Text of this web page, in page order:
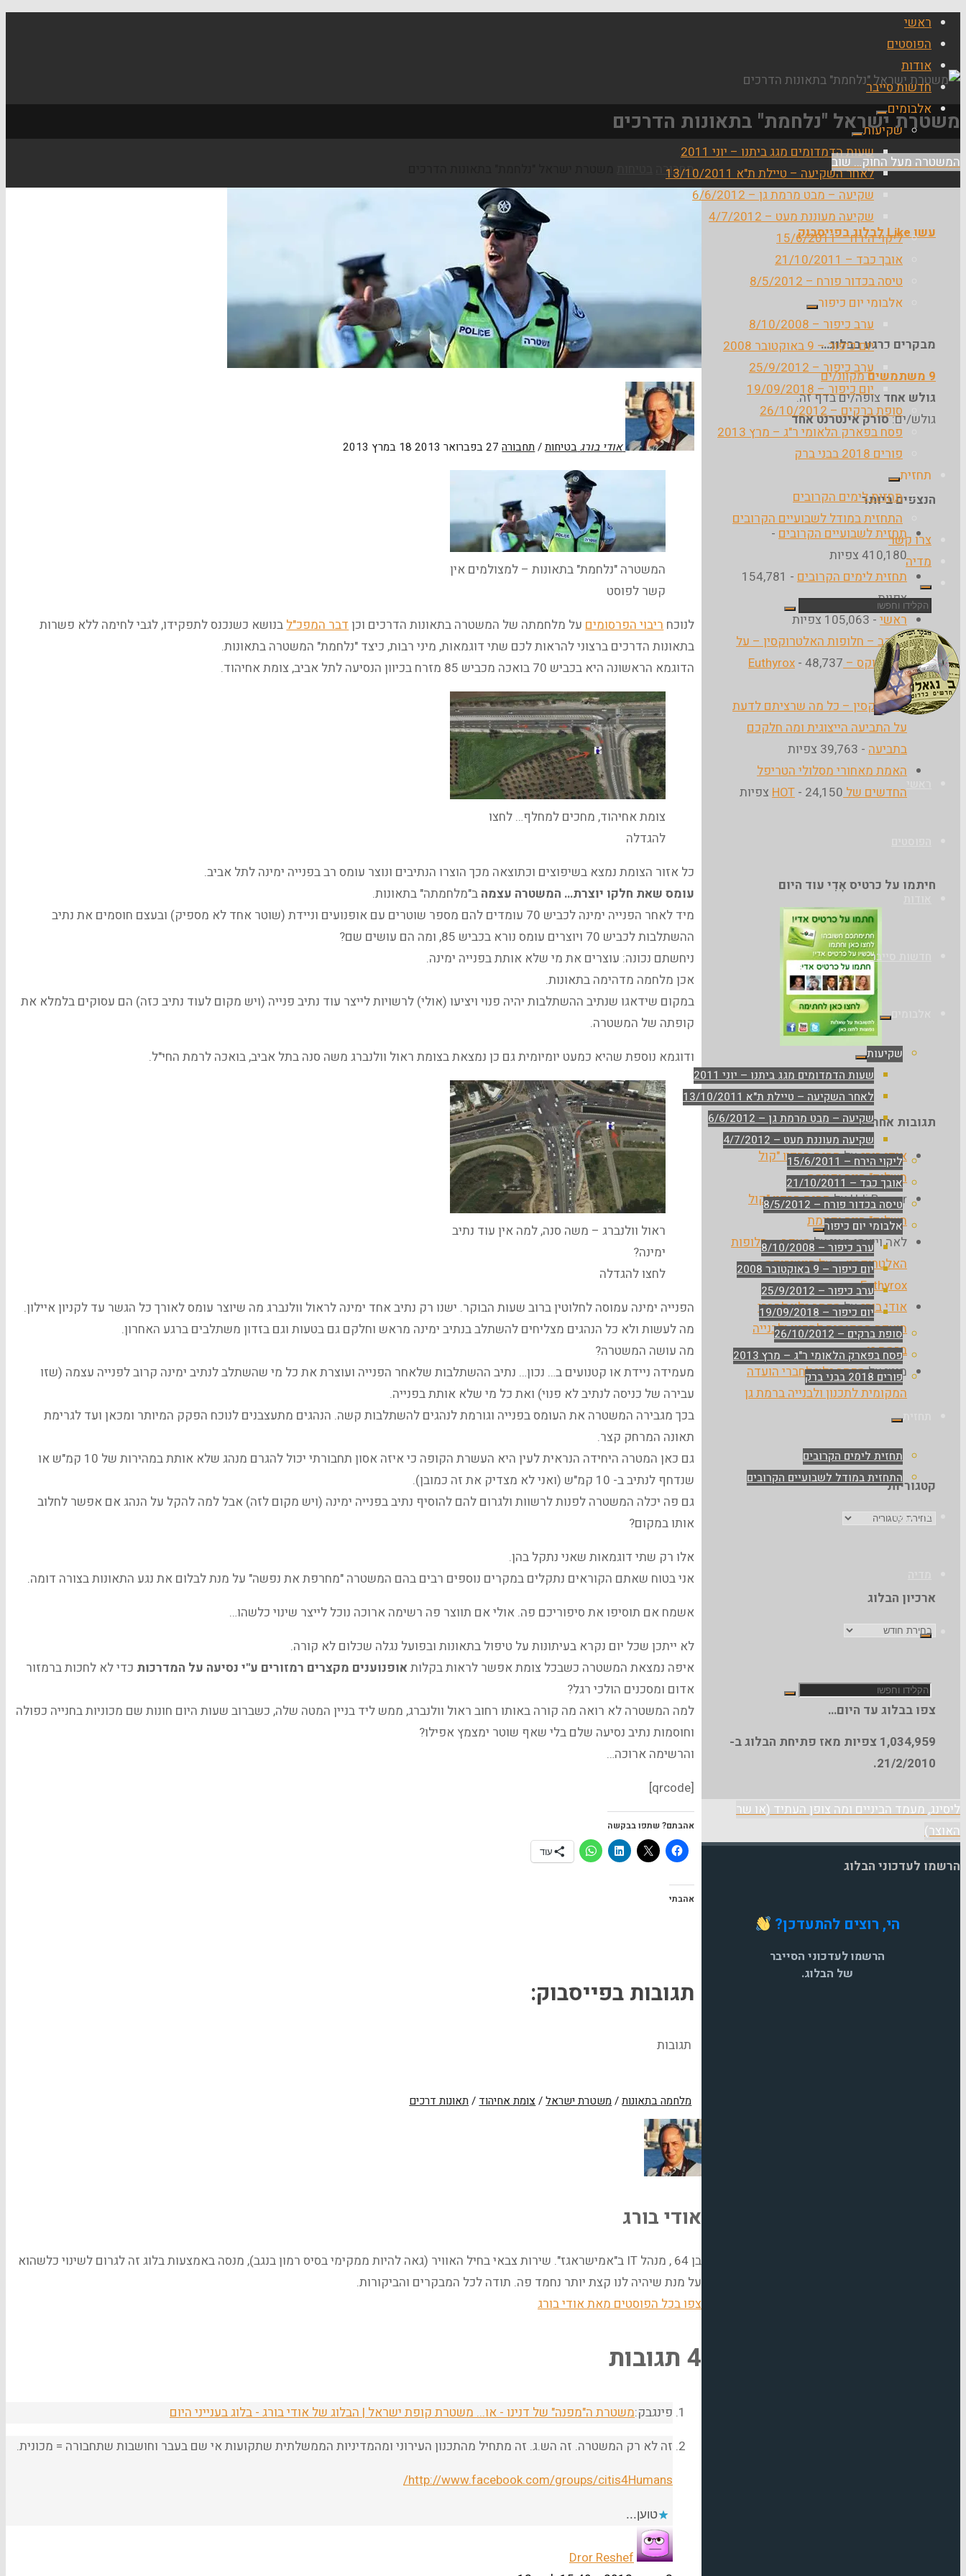
ראשי
הפוסטים
אודות
חדשות סייבר
אלבומים
שקיעות
שעות הדמדומים מגג ביתנו – יוני 2011
לאחר השקיעה – טיילת ת"א 13/10/2011
שקיעה – מבט מרמת גן – 6/6/2012
שקיעה מעוננת מעט – 4/7/2012
ליקוי הירח – 15/6/2011
אובך כבד – 21/10/2011
טיסה בכדור פורח – 8/5/2012
אלבומי יום כיפור
ערב כיפור – 8/10/2008
יום כיפור – 9 באוקטובר 2008
ערב כיפור – 25/9/2012
יום כיפור – 19/09/2018
סופת ברקים – 26/10/2012
פסח בפארק הלאומי ר"ג – מרץ 2013
פורים 2018 בבני ברק
תחזית
תחזית לימים הקרובים
התחזית במודל לשבועיים הקרובים
צרו קשר
מדיה
חפש
את:
הבלוג
חדשות סייבר
שקיעות
שעות הדמדומים מגג ביתנו – יוני 2011
לאחר השקיעה – טיילת ת"א 13/10/2011
שקיעה – מבט מרמת גן – 6/6/2012
שקיעה מעוננת מעט – 4/7/2012
ליקוי הירח – 15/6/2011
אובך כבד – 21/10/2011
טיסה בכדור פורח – 8/5/2012
אלבומי יום כיפור
ערב כיפור – 8/10/2008
יום כיפור – 9 באוקטובר 2008
ערב כיפור – 25/9/2012
יום כיפור – 19/09/2018
סופת ברקים – 26/10/2012
פסח בפארק הלאומי ר"ג – מרץ 2013
פורים 2018 בבני ברק
תחזית לימים הקרובים
התחזית במודל לשבועיים הקרובים
צרו קשר
חפש
את:
משטרת ישראל "נלחמת" בתאונות הדרכים
בית
תחבורה
אודי בורגבטיחות/תחבורה 27 בפברואר 2013 18 במרץ 2013
המשטרה "נלחמת" בתאונות – למצולמים אין
קשר לפוסט
לנוכחריבוי הפרסומיםעל מלחמתה של המשטרה בתאונות הדרכים וכןדבר המפכ"לבנושא כשנכנס לתפקידו, לגבי לחימה ללא פשרות
בתאונות הדרכים ברצוני להראות לכם שתי דוגמאות, מיני רבות, כיצד "נלחמת" המשטרה בתאונות.
הדוגמא הראשונה היא בכביש 70 בואכה מכביש 85 מזרח בכיוון הנסיעה לתל אביב, צומת אחיהוד.
צומת אחיהוד, מחכים למחלף… לחצו
להגדלה
כל אזור הצומת נמצא בשיפוצים וכתוצאה מכך הוצרו הנתיבים ונוצר עומס רב בפנייה ימינה לתל אביב.
עומס שאת חלקו יוצרת… המשטרה עצמה ב"מלחמתה" בתאונות.
מיד לאחר הפנייה ימינה לכביש 70 עומדים להם מספר שוטרים עם אופנועים וניידת (שוטר אחד לא מספיק) ובעצם חוסמים את נתיב
ההשתלבות לכביש 70 ויוצרים עומס נורא בכביש 85, ומה הם עושים שם?
ניחשתם נכונה: עוצרים את מי שלא אותת בפנייה ימינה.
אכן מלחמה מדהימה בתאונות.
במקום שידאגו שנתיב ההשתלבות יהיה פנוי ויציעו (אולי) לרשויות לייצר עוד נתיב פנייה (ויש מקום לעוד נתיב כזה) הם עסוקים בלמלא את
קופתה של המשטרה.
ודוגמא נוספת שהיא כמעט יומיומית גם כן נמצאת בצומת ראול וולנברג משה סנה בתל אביב, בואכה לרמת החי"ל.
ראול וולנברג – משה סנה, למה אין עוד נתיב
ימינה?
לחצו להגדלה
הפנייה ימינה עמוסה לחלוטין ברוב שעות הבוקר. ישנו רק נתיב אחד ימינה לראול וולנברג מה שיוצר עומס לאורך כל הגשר עד לקניון איילון.
מה לעשות ולא כל הנהגים מצליחים להשתלב בנתיב ימינה מראש וחלקם גם בטעות וגם בזדון משתלבים ברגע האחרון.
מה עושה המשטרה?
מעמידה ניידת או קטנועים ב… נכון… נתיב ההשתלבות שלאחר הפנייה ועוצרת את כל מי שהשתלב לנתיב ימינה קרוב לפנייה עצמה (שזו
עבירה של כניסה לנתיב לא פנוי) ואת כל מי שלא אותת בפנייה.
בכך מגבירה המשטרה את העומס בפנייה וגורמת לנהגים להשתלבות קשה. הנהגים מתעצבנים לנוכח הפקק המיותר ומכאן ועד לגרימת
תאונה המרחק קצר.
גם כאן המטרה היחידה הנראית לעין היא העשרת הקופה כי איזה אסון תחבורתי יכול להגרם מנהג שלא אותת במהירות של 10 קמ"ש או
שנדחף לנתיב ב- 10 קמ"ש (ואני לא מצדיק את זה כמובן).
גם פה יכלה המשטרה לפנות לרשוות ולגרום להם להוסיף נתיב בפנייה ימינה (ויש מקום לזה) אבל למה להקל על הנהג אם אפשר לחלוב
אותו במקום?
אלו רק שתי דוגמאות שאני נתקל בהן.
אני בטוח שאתם הקוראים נתקלים במקרים נוספים רבים בהם המשטרה "מחרפת את נפשה" על מנת לבלום את נגע התאונות בצורה דומה.
אשמח אם תוסיפו את סיפוריכם פה. אולי אם תווצר פה רשימה ארוכה נוכל לייצר שינוי כלשהו…
לא ייתכן שכל יום נקרא בעיתונות על טיפול בתאונות ובפועל נגלה שכלום לא קורה.
איפה נמצאת המשטרה כשבכל צומת אפשר לראות בקלותאופנוענים מקצרים רמזורים ע"י נסיעה על המדרכות כדי לא לחכות ברמזור
אדום ומסכנים הולכי רגל?
למה המשטרה לא רואה מה קורה באותו רחוב ראול וולנברג, ממש ליד בניין המטה שלה, כשברוב שעות היום חונות שם מכוניות בחנייה כפולה
וחוסמות נתיב נסיעה שלם בלי שאף שוטר ימצמץ אפילו?
והרשימה ארוכה…
[qrcode]
אהבתם? שתפו בבקשה
עוד
אהבתי
תגובות בפייסבוק:
תגובות
מלחמה בתאונות/ משטרת ישראל/צומת אחיהוד / תאונות דרכים
אודי בורג
בן 64 , מנהל IT ב"אמישראגז". שירות צבאי בחיל האוויר (גאה להיות ממקימי בסיס רמון בנגב), מנסה באמצעות בלוג זה לגרום לשינוי כלשהוא
על מנת שיהיה לנו קצת יותר נחמד פה. תודה לכל המבקרים והביקורות.
צפו בכל הפוסטים מאת אודי בורג
4 תגובות
פינגבק:משטרת ה"מפנה" של דנינו - או... משטרת קופת ישראל | הבלוג של אודי בורג - בלוג בענייני היום
זה לא רק המשטרה. זה הש.ג. זה מתחיל מהתכנון העירוני ומהמדיניות הממשלתית שתקועות אי שם בעבר וחושבות שתחבורה = מכונית.
http://www.facebook.com/groups/citis4Humans/
טוען...
Dror Reshef
עשו Like לבלוג בפייסבוק
מבקרים כרגע בבלוג…
9 משתמשים
מקוונ/ים
גולש אחד צופה/ים בדף זה.
גולש/ים:סורק אינטרנט אחד
הנצפים ביותר
תחזית לשבועיים הקרובים -
410,180 צפיות
תחזית לימים הקרובים
- 154,781
צפיות
ראשי - 105,063 צפיות
מעקב – חלופות האלטרוקסין – על
היוטירוקס – Euthyrox- 48,737
צפיות
אלטרוקסין – כל מה שרציתם לדעת
על התביעה הייצוגית ומה חלקכם
בתביעה - 39,763 צפיות
האמת מאחורי מסלולי הטריפל
החדשים של HOT- 24,150 צפיות
חיתמו על כרטיס אָדִי עוד היום
תגובות אחרונות
אודי בורגעלתחנת הרדיו "קול
השלום" חייה וקיימת
Udi Bergerעלתחנת הרדיו "קול
השלום" חייה וקיימת
לאה וייצמן-נאויעלמעקב – חלופות
האלטרוקסין – על היוטירוקס –
Euthyrox
אודי בורגעלמכתב גלוי לחברי
הועדה המקומית לתכנון ולבנייה
ברמת גן
מוטיעלמכתב גלוי לחברי הועדה
המקומית לתכנון ולבנייה ברמת גן
קטגוריות
קטגוריות
ארכיון הבלוג
ארכיון
צפו בבלוג עד היום…
1,034,959 צפיות מאז פתיחת הבלוג ב-
21/2/2010.
המשטרה מעל החוק… שוב
ליסינג, מעמד הביניים ומה צופן העתיד (או שר
האוצר)
הרשמו לעדכוני הבלוג
הי, רוצים להתעדכן?
הרשמו לעדכוני הסייבר
של הבלוג.